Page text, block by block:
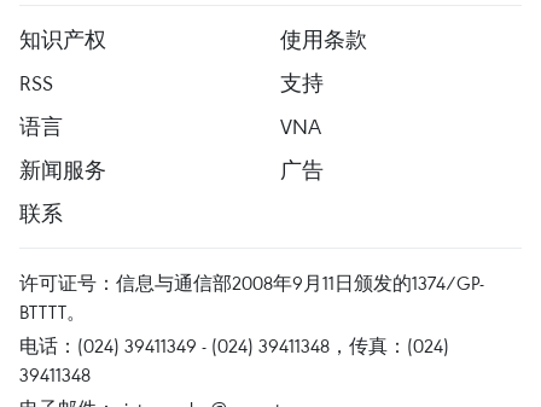
知识产权
使用条款
RSS
支持
语言
VNA
新闻服务
广告
联系
许可证号：信息与通信部2008年9月11日颁发的1374/GP-
BTTTT。
电话：(024) 39411349 - (024) 39411348，传真：(024)
39411348